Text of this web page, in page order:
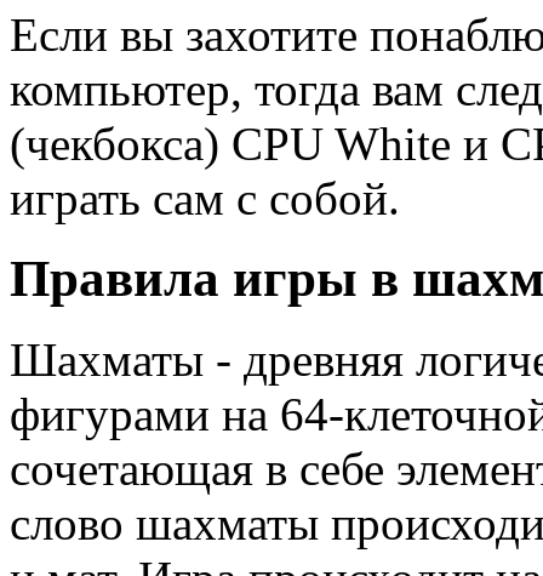
Если вы захотите
компьютер, тогда вам
(чекбокса) CPU White и
играть сам с собой.
Правила игры в
Шахматы - древняя
фигурами на 64-
сочетающая в себе
слово шахматы